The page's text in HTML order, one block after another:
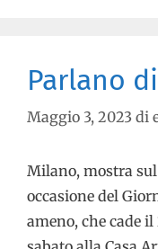
Parlano
Maggio 3, 2023 di
Milano, mostra
occasione del
ameno, che cade